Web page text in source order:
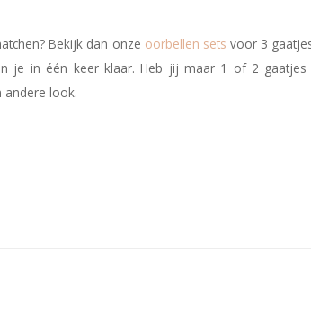
Bekijk dan onze oorbellen sets voor 3
je in één keer klaar. Heb jij maar 1 of 2
andere look.